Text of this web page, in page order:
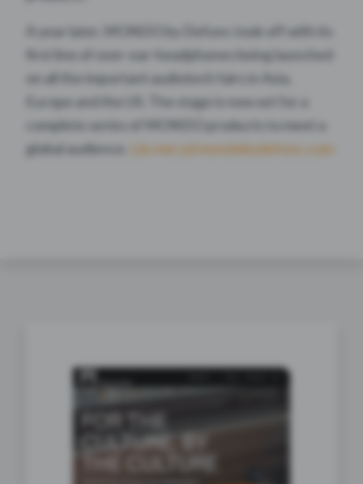
first line of over-ear-headphones being launched
on all the important audiotech fairs in Asia,
Europe and the US. The stage is now set for a
complete series of MONDO products to meet a
global audience
Läs mer på mondobydefunc.com